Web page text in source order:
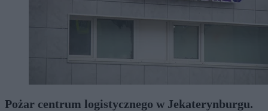
Pożar centrum logistycznego w Jekaterynburgu.